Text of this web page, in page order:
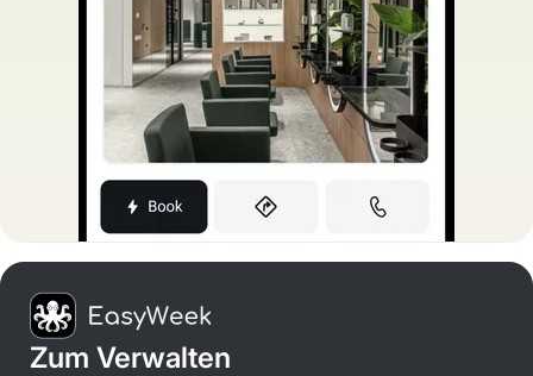
Zum Verwalten